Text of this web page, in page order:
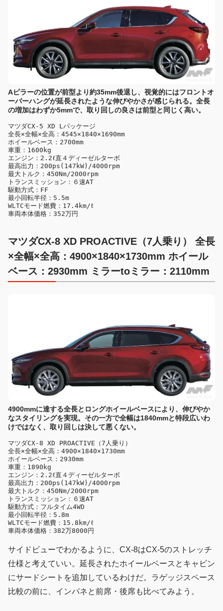
Aピラーの位置が前型より約35mm後退し、視覚的にはフロントオ
ーバーハングが延長されたような伸びやかさが感じられる。全長
の増加はわずか5mmで、取り回しの良さは前型と同じく高い。
マツダCX-5 XD Lパッケージ
全長×全幅×全高：4545×1840×1690mm
ホイールベース：2700mm
車重：1600kg
エンジン：2.2ℓ直４ディーゼルターボ
最高出力：200ps(147kW)/4000rpm
最大トルク：450Nm/2000rpm
トランスミッション：６速AT
駆動方式：FF
最小回転半径：5.5m
WLTCモード燃費：17.4km/ℓ
車両本体価格：352万円
マツダCX-8 XD PROACTIVE（7人乗り） 全長
×全幅×全高：4900×1840×1730mm ホイール
ベース：2930mm ミラーtoミラー：2110mm
4900mmに達する全長とロングホイールベースにより、伸びやか
なスタイリングを実現。その一方で全幅は1840mmと特段広いわ
けではなく、取り回しは決して悪くない。
マツダCX-8 XD PROACTIVE（7人乗り）
全長×全幅×全高：4900×1840×1730mm
ホイールベース：2930mm
車重：1890kg
エンジン：2.2ℓ直４ディーゼルターボ
最高出力：200ps(147kW)/4000rpm
最大トルク：450Nm/2000rpm
トランスミッション：６速AT
駆動方式：フルタイム4WD
最小回転半径：5.8m
WLTCモード燃費：15.8km/ℓ
車両本体価格：382万8000円
サイドビューでわかるように、CX-8はCX-5のストレッチ
仕様と考えていい。延長されたホイールベースとキャビン
にサードシートを追加しているわけだ。ラゲッジスペース
比較の前に、インパネと前席・後席も比べてみよう。